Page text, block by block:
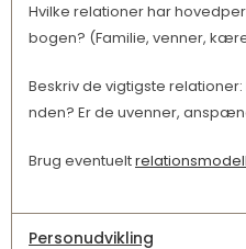
Hvilke relationer har
bogen? (Familie, venner,
Beskriv de vigtigste
nden? Er de uvenner,
Brug eventuelt
Personudvikling